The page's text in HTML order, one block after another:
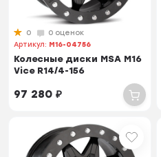
0
0 оценок
Артикул: M16-04756
Колесные диски MSA M16
Vice R14/4-156
97 280₽